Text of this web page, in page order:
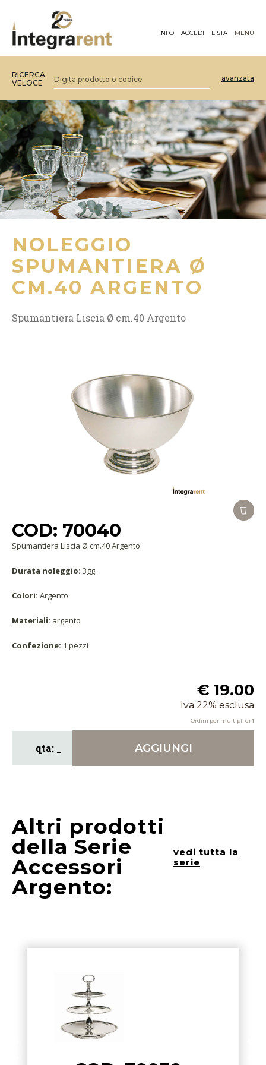
INFO ACCEDI LISTA MENU
RICERCA
VELOCE
avanzata
NOLEGGIO
SPUMANTIERA Ø
CM.40 ARGENTO
Spumantiera Liscia Ø cm.40 Argento
COD: 70040
Spumantiera Liscia Ø cm.40 Argento
Durata noleggio: 3gg.
Colori: Argento
Materiali: argento
Confezione: 1 pezzi
€ 19.00
Iva 22% esclusa
Ordini per multipli di 1
AGGIUNGI
Altri prodotti
della Serie
Accessori
Argento:
vedi tutta la
serie